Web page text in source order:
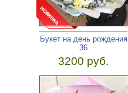
Букет на день рождения
36
3200 руб.